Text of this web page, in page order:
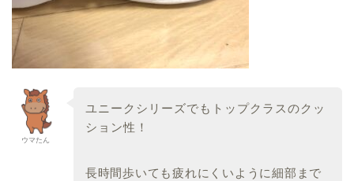
ウマたん
ユニークシリーズでもトップクラスのクッ
ション性！
長時間歩いても疲れにくいように細部まで